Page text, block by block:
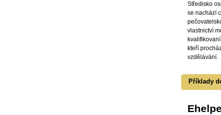
Středisko
se nachází
vlastnictví
kteří
vzdělávání.
Příklady